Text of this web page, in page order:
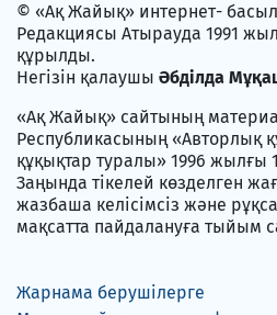
© «Ақ Жайық» интернет-
Редакциясы Атырауда 1991
құрылды.
Негізін қалаушы Әбділда
«Ақ Жайық» сайтының
Республикасының «Авторлық
құқықтар туралы» 1996
Заңында тікелей көзделген
жазбаша келісімсіз және
мақсатта пайдалануға тыйым
Жарнама берушілерге